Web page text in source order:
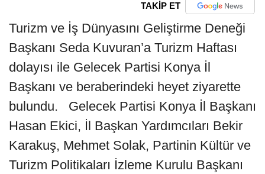
TAKİP ET
Turizm ve İş Dünyasını Geliştirme Deneği
Başkanı Seda Kuvuran’a Turizm Haftası
dolayısı ile Gelecek Partisi Konya İl
Başkanı ve beraberindeki heyet ziyarette
bulundu. Gelecek Partisi Konya İl Başkanı
Hasan Ekici, İl Başkan Yardımcıları Bekir
Karakuş, Mehmet Solak, Partinin Kültür ve
Turizm Politikaları İzleme Kurulu Başkanı